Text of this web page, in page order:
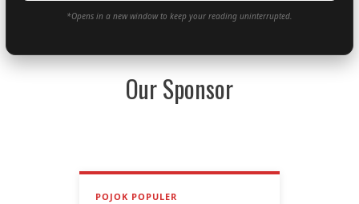
*Opens in a new window to keep your reading uninterrupted.
Our Sponsor
POJOK POPULER